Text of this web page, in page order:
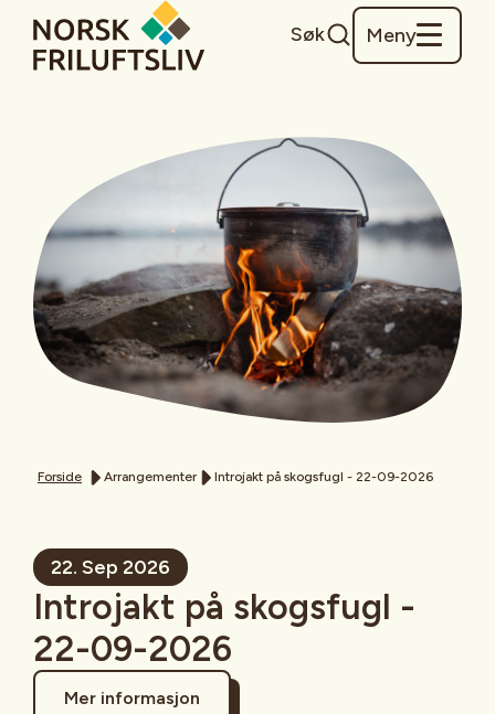
Søk Meny
Forside Arrangementer Introjakt på skogsfugl - 22-09-2026
22. Sep 2026
Introjakt på skogsfugl -
22-09-2026
Mer informasjon